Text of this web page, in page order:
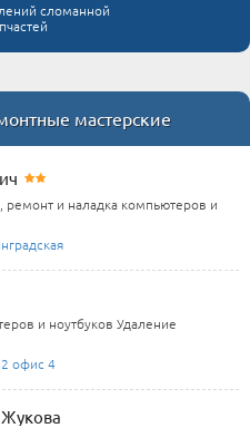
сломанной
мастерские
ремонт и наладка компьютеров и
и ноутбуков Удаление
офис 4